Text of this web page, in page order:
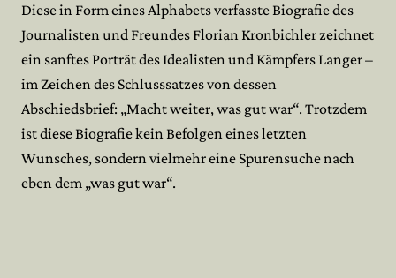
Diese in Form eines Alphabets verfasste Biografie des
Journalisten und Freundes Florian Kronbichler zeichnet
ein sanftes Porträt des Idealisten und Kämpfers Langer –
im Zeichen des Schlusssatzes von dessen
Abschiedsbrief: „Macht weiter, was gut war“. Trotzdem
ist diese Biografie kein Befolgen eines letzten
Wunsches, sondern vielmehr eine Spurensuche nach
eben dem „was gut war“.